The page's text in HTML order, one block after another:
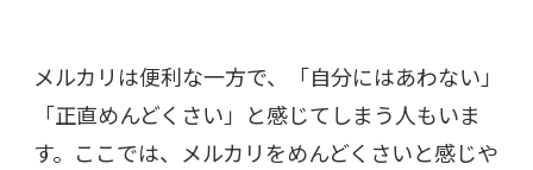
メルカリは便利な一方で、「自分にはあわない」
「正直めんどくさい」と感じてしまう人もいま
す。ここでは、メルカリをめんどくさいと感じや